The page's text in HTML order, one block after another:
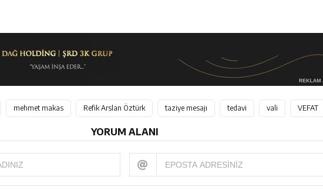
mehmet makas Refik Arslan Öztürk taziye mesajı tedavi vali VEFAT
YORUM ALANI